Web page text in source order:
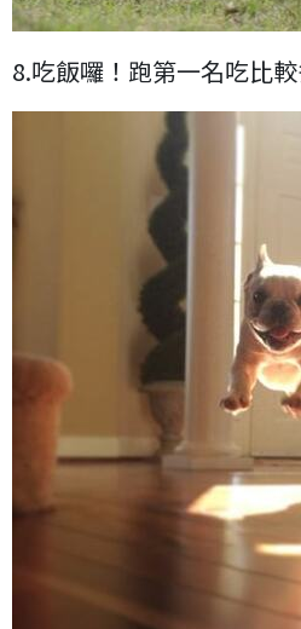
8.吃飯囉！跑第一名吃比